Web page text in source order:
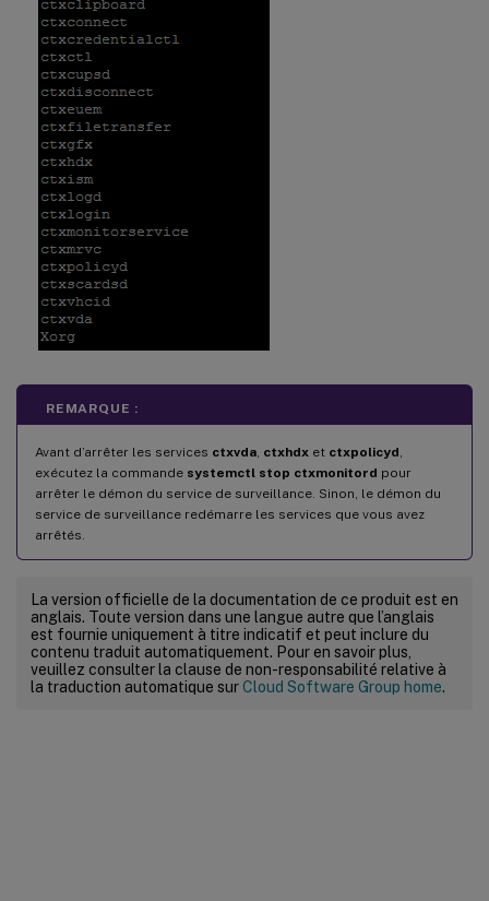
- **Operation
- **DBRecord
REMARQUE :
Avant d’arrêter les services ctxvda ctxhdx et ctxpolicyd
exécutez la commande systemctl stop ctxmonitord pour
arrêter le démon du service de surveillance. Sinon, le démon du
service de surveillance redémarre les services que vous avez
arrêtés.
La version officielle de la documentation de ce produit est en
anglais. Toute version dans une langue autre que l’anglais
est fournie uniquement à titre indicatif et peut inclure du
contenu traduit automatiquement. Pour en savoir plus,
veuillez consulter la clause de non-responsabilité relative à
la traduction automatique surCloud Software Group home.